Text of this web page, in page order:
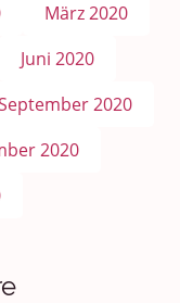
März 2020
Juni 2020
2020
2020